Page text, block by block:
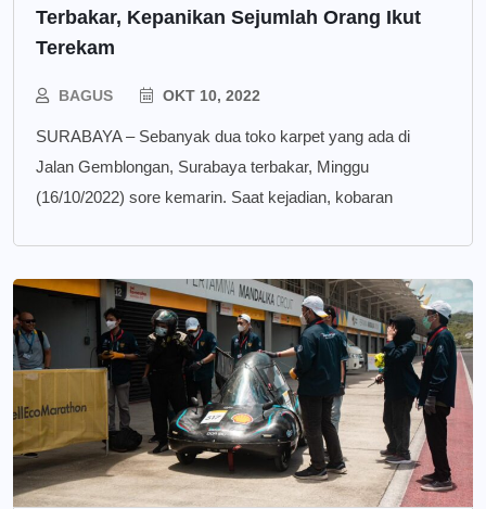
Terbakar, Kepanikan Sejumlah Orang Ikut
Terekam
BAGUS OKT 10, 2022
SURABAYA – Sebanyak dua toko karpet yang ada di
Jalan Gemblongan, Surabaya terbakar, Minggu
(16/10/2022) sore kemarin. Saat kejadian, kobaran